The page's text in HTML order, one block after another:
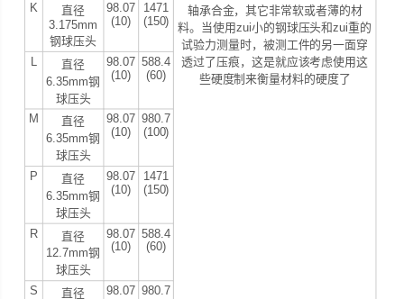
K
直径
3.175mm
钢球压头
98.07
(10)
1471
(150)
轴承合金，其它非常软或者薄的材
料。当使用zui小的钢球压头和zui重的
试验力测量时，被测工件的另一面穿
透过了压痕，这是就应该考虑使用这
些硬度制来衡量材料的硬度了
L
直径
6.35mm钢
球压头
98.07
(10)
588.4
(60)
M
直径
6.35mm钢
球压头
98.07
(10)
980.7
(100)
P
直径
6.35mm钢
球压头
98.07
(10)
1471
(150)
R
直径
12.7mm钢
球压头
98.07
(10)
588.4
(60)
S
直径
98.07 980.7